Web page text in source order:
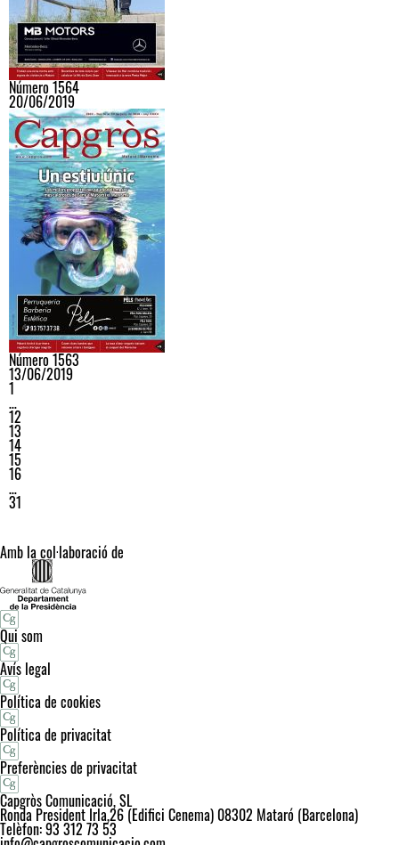
Número 1564
20/06/2019
Número 1563
13/06/2019
1
…
12
13
14
15
16
…
31
Amb la col·laboració de
Qui som
Avís legal
Política de cookies
Política de privacitat
Preferències de privacitat
Capgròs Comunicació, SL
Ronda President Irla,26 (Edifici Cenema) 08302 Mataró (Barcelona)
Telèfon: 93 312 73 53